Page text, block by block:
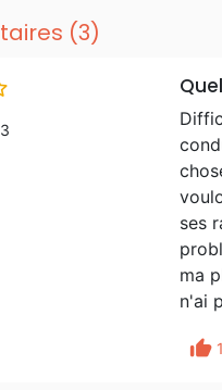
(3)
ses
ma
n'ai
thumb_up 1